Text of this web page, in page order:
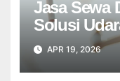
Jasa Sewa
Solusi
Anda
APR 19, 2026